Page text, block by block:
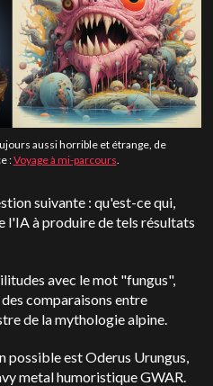
aussi horrible et étrange, de
:Voyage à mi-parcours
suivante : qu'est-ce qui,
l'IA à produire de tels résultats
avec le mot "fungus",
comparaisons entre
de la mythologie alpine.
est Oderus Urungus,
metal humoristique GWAR.